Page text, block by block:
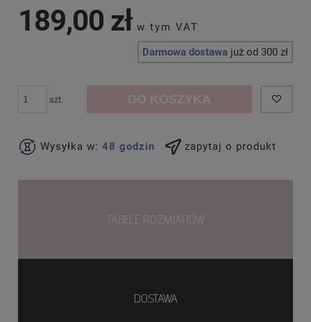
189,00 zł
Darmowa dostawa już od 300 zł
szt. DO KOSZYKA
Wysyłka w: 48 godzin zapytaj o produkt
TABELE ROZMIARÓW
DOSTAWA